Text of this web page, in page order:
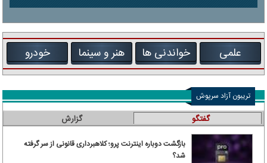
علمی خواندنی ها هنر و سینما خودرو
تریبون آزاد سرپوش
گفتگو گزارش
بازگشت دوباره اینترنت پرو؛ کلاهبرداری قانونی از سر گرفته
شد؟